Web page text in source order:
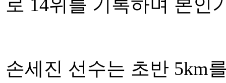
로 14위를 기록하며 본인
손세진 선수는 초반 5km